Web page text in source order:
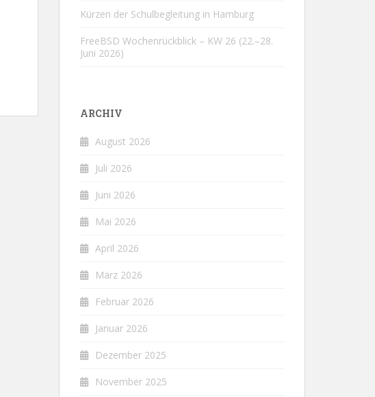
Kürzen der Schulbegleitung in Hamburg
FreeBSD Wochenrückblick – KW 26 (22.–28.
Juni 2026)
ARCHIV
August 2026
Juli 2026
Juni 2026
Mai 2026
April 2026
März 2026
Februar 2026
Januar 2026
Dezember 2025
November 2025